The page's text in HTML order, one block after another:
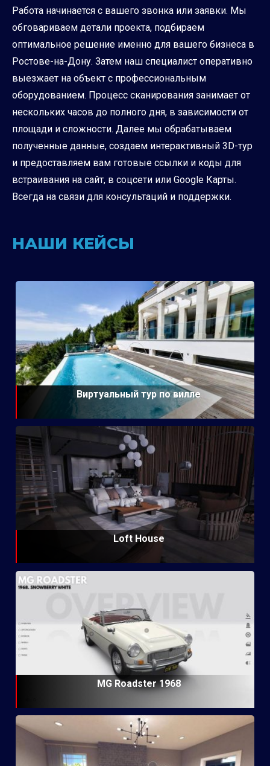
Работа начинается с вашего звонка или заявки. Мы
обговариваем детали проекта, подбираем
оптимальное решение именно для вашего бизнеса в
Ростове-на-Дону. Затем наш специалист оперативно
выезжает на объект с профессиональным
оборудованием. Процесс сканирования занимает от
нескольких часов до полного дня, в зависимости от
площади и сложности. Далее мы обрабатываем
полученные данные, создаем интерактивный 3D-тур
и предоставляем вам готовые ссылки и коды для
встраивания на сайт, в соцсети или Google Карты.
Всегда на связи для консультаций и поддержки.
НАШИ КЕЙСЫ
Виртуальный тур по вилле
Loft House
MG Roadster 1968